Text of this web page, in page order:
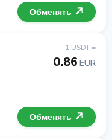
Обменять
1 USDT =
0.86 EUR
Обменять